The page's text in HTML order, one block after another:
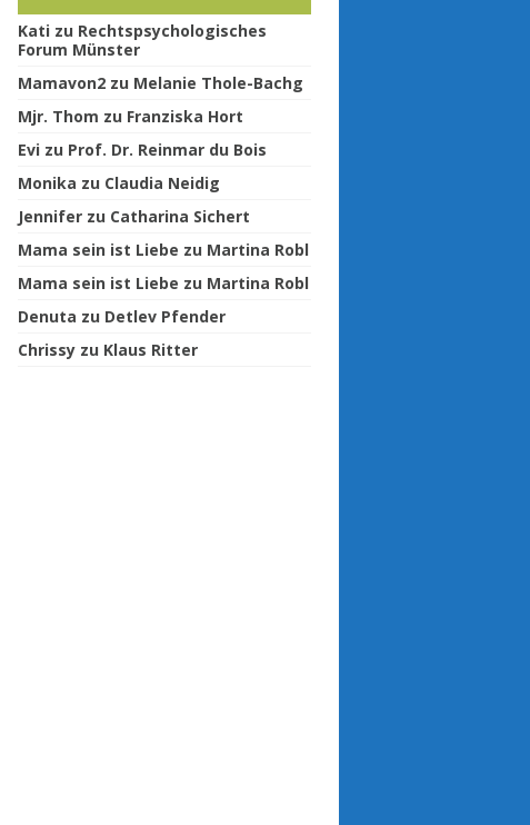
Kati zu Rechtspsychologisches
Forum Münster
Mamavon2 zu Melanie Thole-Bachg
Mjr. Thom zu Franziska Hort
Evi zu Prof. Dr. Reinmar du Bois
Monika zu Claudia Neidig
Jennifer zu Catharina Sichert
Mama sein ist Liebe zu Martina Robl
Mama sein ist Liebe zu Martina Robl
Denuta zu Detlev Pfender
Chrissy zu Klaus Ritter